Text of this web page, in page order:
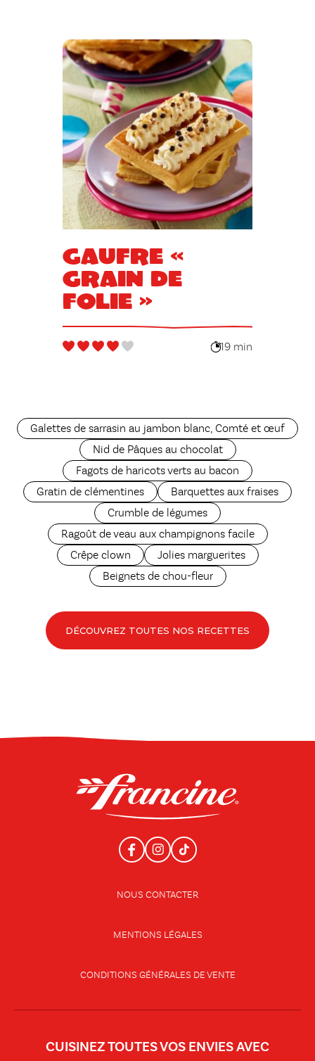
Gaufre «
grain de
folie »
19 min
Galettes de sarrasin au jambon blanc, Comté et œuf
Nid de Pâques au chocolat
Fagots de haricots verts au bacon
Gratin de clémentines
Barquettes aux fraises
Crumble de légumes
Ragoût de veau aux champignons facile
Crêpe clown
Jolies marguerites
Beignets de chou-fleur
DÉCOUVREZ TOUTES NOS RECETTES
NOUS CONTACTER
MENTIONS LÉGALES
CONDITIONS GÉNÉRALES DE VENTE
CUISINEZ TOUTES VOS ENVIES AVEC